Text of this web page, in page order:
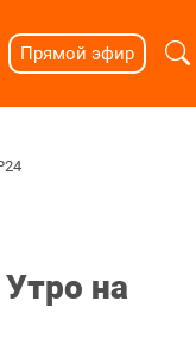
Прямой эфир
на